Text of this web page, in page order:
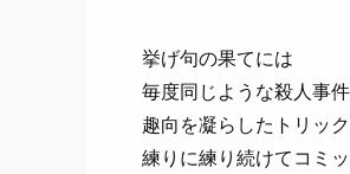
挙げ句の果てには
毎度同じような殺人事
趣向を凝らしたトリッ
練りに練り続けてコミ